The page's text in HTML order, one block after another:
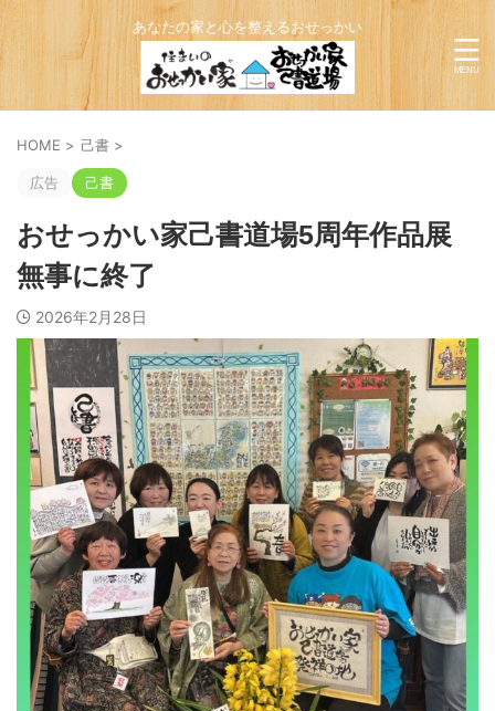
あなたの家と心を整えるおせっかい
HOME > 己書 >
広告 己書
おせっかい家己書道場5周年作品展
無事に終了
2026年2月28日